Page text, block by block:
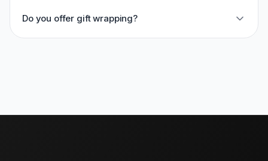
Do you offer gift wrapping?